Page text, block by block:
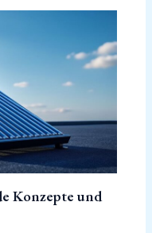
Konzepte und